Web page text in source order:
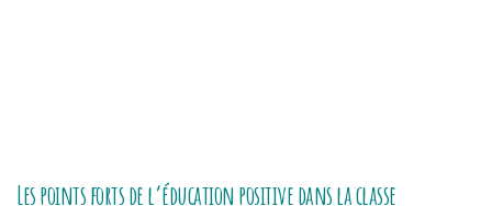
Les points forts de l’éducation positive dans la classe